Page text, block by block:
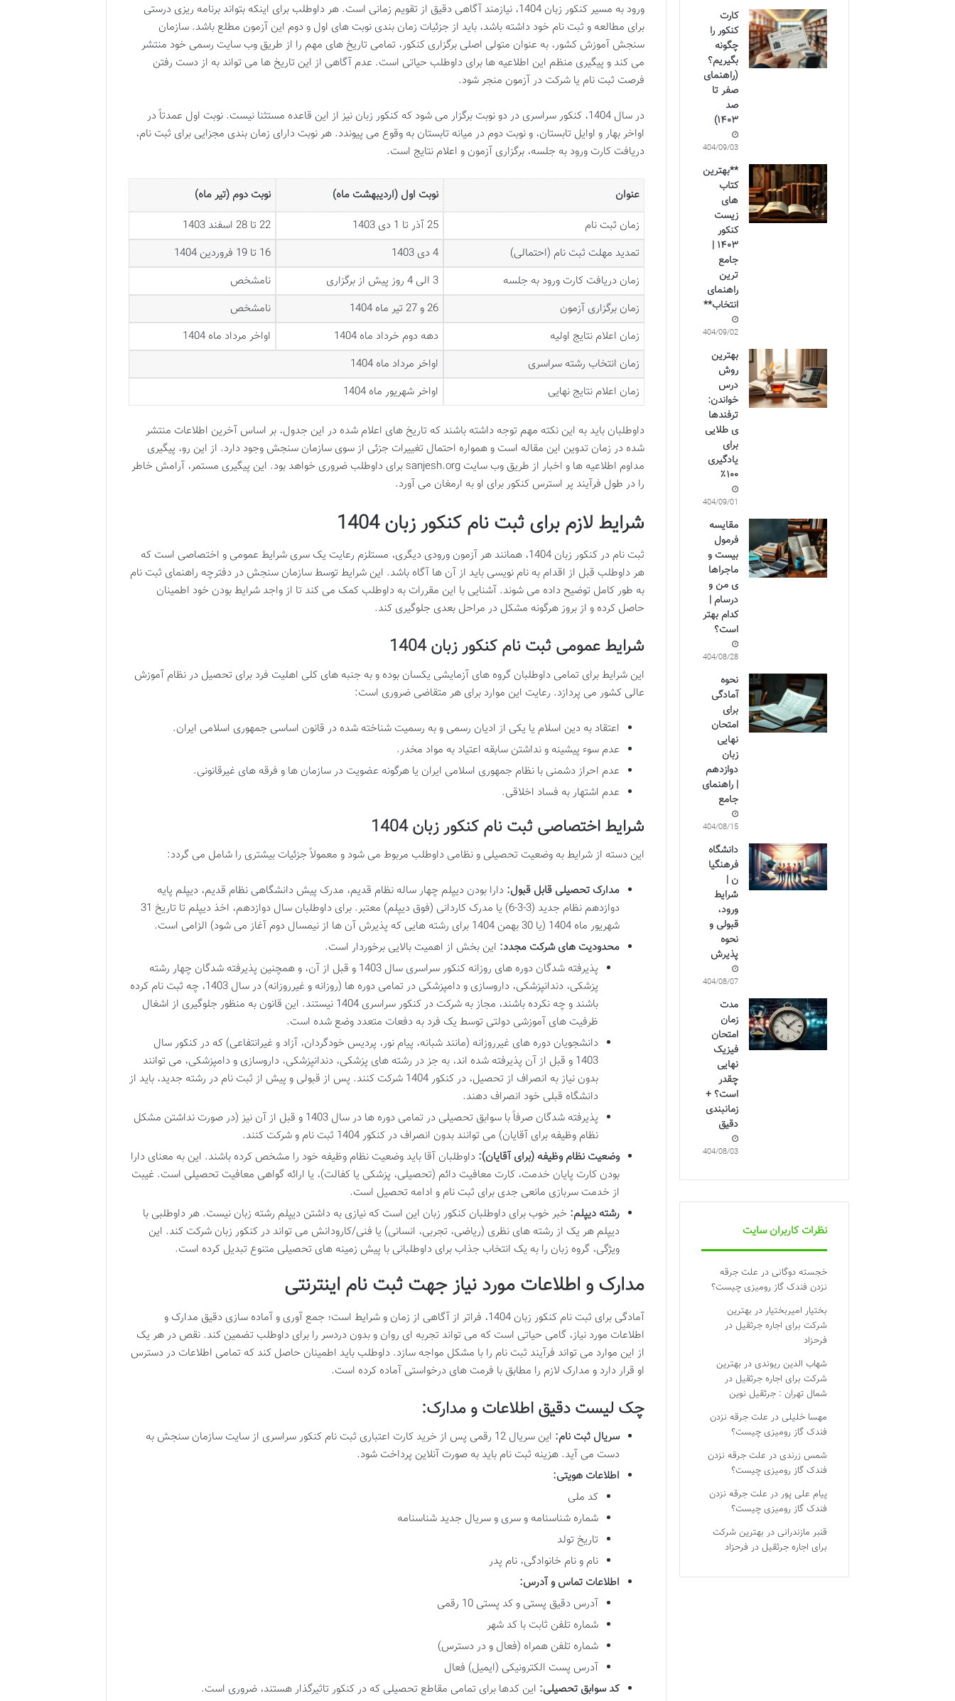
ورود به مسیر کنکور زبان 1404، نیازمند آگاهی دقیق از تقویم زمانی است. هر داوطلب برای اینکه بتواند برنامه ریزی درستی
برای مطالعه و ثبت نام خود داشته باشد، باید از جزئیات زمان بندی نوبت های اول و دوم این آزمون مطلع باشد. سازمان
سنجش آموزش کشور، به عنوان متولی اصلی برگزاری کنکور، تمامی تاریخ های مهم را از طریق وب سایت رسمی خود منتشر
می کند و پیگیری منظم این اطلاعیه ها برای داوطلب حیاتی است. عدم آگاهی از این تاریخ ها می تواند به از دست رفتن
فرصت ثبت نام یا شرکت در آزمون منجر شود.
در سال 1404، کنکور سراسری در دو نوبت برگزار می شود که کنکور زبان نیز از این قاعده مستثنا نیست. نوبت اول عمدتاً در
اواخر بهار و اوایل تابستان، و نوبت دوم در میانه تابستان به وقوع می پیوندد. هر نوبت دارای زمان بندی مجزایی برای ثبت نام،
دریافت کارت ورود به جلسه، برگزاری آزمون و اعلام نتایج است.
عنوان نوبت اول (اردیبهشت ماه)
نوبت دوم (تیر ماه)
زمان ثبت نام
25 آذر تا 1 دی 1403
22 تا 28 اسفند 1403
تمدید مهلت ثبت نام (احتمالی)
4 دی 1403
16 تا 19 فروردین 1404
زمان دریافت کارت ورود به جلسه
3 الی 4 روز پیش از برگزاری
نامشخص
زمان برگزاری آزمون
26 و 27 تیر ماه 1404
نامشخص
زمان اعلام نتایج اولیه
دهه دوم خرداد ماه 1404
اواخر مرداد ماه 1404
زمان انتخاب رشته سراسری
اواخر مرداد ماه 1404
زمان اعلام نتایج نهایی
اواخر شهریور ماه 1404
داوطلبان باید به این نکته مهم توجه داشته باشند که تاریخ های اعلام شده در این جدول، بر اساس آخرین اطلاعات منتشر
شده در زمان تدوین این مقاله است و همواره احتمال تغییرات جزئی از سوی سازمان سنجش وجود دارد. از این رو، پیگیری
مداوم اطلاعیه ها و اخبار از طریق وب سایت sanjesh.org برای داوطلب ضروری خواهد بود. این پیگیری مستمر، آرامش خاطر
را در طول فرآیند پر استرس کنکور برای او به ارمغان می آورد.
شرایط لازم برای ثبت نام کنکور زبان 1404
ثبت نام در کنکور زبان 1404، همانند هر آزمون ورودی دیگری، مستلزم رعایت یک سری شرایط عمومی و اختصاصی است که
هر داوطلب قبل از اقدام به نام نویسی باید از آن ها آگاه باشد. این شرایط توسط سازمان سنجش در دفترچه راهنمای ثبت نام
به طور کامل توضیح داده می شوند. آشنایی با این مقررات به داوطلب کمک می کند تا از واجد شرایط بودن خود اطمینان
حاصل کرده و از بروز هرگونه مشکل در مراحل بعدی جلوگیری کند.
شرایط عمومی ثبت نام کنکور زبان 1404
این شرایط برای تمامی داوطلبان گروه های آزمایشی یکسان بوده و به جنبه های کلی اهلیت فرد برای تحصیل در نظام آموزش
عالی کشور می پردازد. رعایت این موارد برای هر متقاضی ضروری است:
اعتقاد به دین اسلام یا یکی از ادیان رسمی و به رسمیت شناخته شده در قانون اساسی جمهوری اسلامی ایران.
عدم سوء پیشینه و نداشتن سابقه اعتیاد به مواد مخدر.
عدم احراز دشمنی با نظام جمهوری اسلامی ایران یا هرگونه عضویت در سازمان ها و فرقه های غیرقانونی.
عدم اشتهار به فساد اخلاقی.
شرایط اختصاصی ثبت نام کنکور زبان 1404
این دسته از شرایط به وضعیت تحصیلی و نظامی داوطلب مربوط می شود و معمولاً جزئیات بیشتری را شامل می گردد:
مدارک تحصیلی قابل قبول: دارا بودن دیپلم چهار ساله نظام قدیم، مدرک پیش دانشگاهی نظام قدیم، دیپلم پایه
دوازدهم نظام جدید (3-3-6) یا مدرک کاردانی (فوق دیپلم) معتبر. برای داوطلبان سال دوازدهم، اخذ دیپلم تا تاریخ 31
شهریور ماه 1404 (یا 30 بهمن 1404 برای رشته هایی که پذیرش آن ها از نیمسال دوم آغاز می شود) الزامی است.
محدودیت های شرکت مجدد: این بخش از اهمیت بالایی برخوردار است.
پذیرفته شدگان دوره های روزانه کنکور سراسری سال 1403 و قبل از آن، و همچنین پذیرفته شدگان چهار رشته
پزشکی، دندانپزشکی، داروسازی و دامپزشکی در تمامی دوره ها (روزانه و غیرروزانه) در سال 1403، چه ثبت نام کرده
باشند و چه نکرده باشند، مجاز به شرکت در کنکور سراسری 1404 نیستند. این قانون به منظور جلوگیری از اشغال
ظرفیت های آموزشی دولتی توسط یک فرد به دفعات متعدد وضع شده است.
دانشجویان دوره های غیرروزانه (مانند شبانه، پیام نور، پردیس خودگردان، آزاد و غیرانتفاعی) که در کنکور سال
1403 و قبل از آن پذیرفته شده اند، به جز در رشته های پزشکی، دندانپزشکی، داروسازی و دامپزشکی، می توانند
بدون نیاز به انصراف از تحصیل، در کنکور 1404 شرکت کنند. پس از قبولی و پیش از ثبت نام در رشته جدید، باید از
دانشگاه قبلی خود انصراف دهند.
پذیرفته شدگان صرفاً با سوابق تحصیلی در تمامی دوره ها در سال 1403 و قبل از آن نیز (در صورت نداشتن مشکل
نظام وظیفه برای آقایان) می توانند بدون انصراف در کنکور 1404 ثبت نام و شرکت کنند.
وضعیت نظام وظیفه (برای آقایان): داوطلبان آقا باید وضعیت نظام وظیفه خود را مشخص کرده باشند. این به معنای دارا
بودن کارت پایان خدمت، کارت معافیت دائم (تحصیلی، پزشکی یا کفالت)، یا ارائه گواهی معافیت تحصیلی است. غیبت
از خدمت سربازی مانعی جدی برای ثبت نام و ادامه تحصیل است.
رشته دیپلم: خبر خوب برای داوطلبان کنکور زبان این است که نیازی به داشتن دیپلم رشته زبان نیست. هر داوطلبی با
دیپلم هر یک از رشته های نظری (ریاضی، تجربی، انسانی) یا فنی/کارودانش می تواند در کنکور زبان شرکت کند. این
ویژگی، گروه زبان را به یک انتخاب جذاب برای داوطلبانی با پیش زمینه های تحصیلی متنوع تبدیل کرده است.
مدارک و اطلاعات مورد نیاز جهت ثبت نام اینترنتی
آمادگی برای ثبت نام کنکور زبان 1404، فراتر از آگاهی از زمان و شرایط است؛ جمع آوری و آماده سازی دقیق مدارک و
اطلاعات مورد نیاز، گامی حیاتی است که می تواند تجربه ای روان و بدون دردسر را برای داوطلب تضمین کند. نقص در هر یک
از این موارد می تواند فرآیند ثبت نام را با مشکل مواجه سازد. داوطلب باید اطمینان حاصل کند که تمامی اطلاعات در دسترس
او قرار دارد و مدارک لازم را مطابق با فرمت های درخواستی آماده کرده است.
چک لیست دقیق اطلاعات و مدارک:
سریال ثبت نام:
این سریال 12 رقمی پس از خرید کارت اعتباری ثبت نام کنکور سراسری از سایت سازمان سنجش به
دست می آید. هزینه ثبت نام باید به صورت آنلاین پرداخت شود.
اطلاعات هویتی:
کد ملی
شماره شناسنامه و سری و سریال جدید شناسنامه
تاریخ تولد
نام و نام خانوادگی، نام پدر
اطلاعات تماس و آدرس:
آدرس دقیق پستی و کد پستی 10 رقمی
شماره تلفن ثابت با کد شهر
شماره تلفن همراه (فعال و در دسترس)
آدرس پست الکترونیکی (ایمیل) فعال
کد سوابق تحصیلی: این کدها برای تمامی مقاطع تحصیلی که در کنکور تاثیرگذار هستند، ضروری است.
کارت
کنکور را
چگونه
بگیریم؟
(راهنمای
صفر تا
صد
۱۴۰۳)
1404/09/03
**بهترین
کتاب
های
زیست
کنکور
۱۴۰۳ |
جامع
ترین
راهنمای
انتخاب**
1404/09/02
بهترین
روش
درس
خواندن:
ترفندها
ی طلایی
برای
یادگیری
۱۰۰٪
1404/09/01
مقایسه
فرمول
بیست و
ماجراها
ی من و
درسام |
کدام بهتر
است؟
1404/08/28
نحوه
آمادگی
برای
امتحان
نهایی
زبان
دوازدهم
| راهنمای
جامع
1404/08/15
دانشگاه
فرهنگیا
ن |
شرایط
ورود،
قبولی و
نحوه
پذیرش
1404/08/07
مدت
زمان
امتحان
فیزیک
نهایی
چقدر
است؟ +
زمانبندی
دقیق
1404/08/03
نظرات کاربران سایت
خجسته دوگانی در علت جرقه
نزدن فندک گاز رومیزی چیست؟
بختیار امیربختیار در بهترین
شرکت برای اجاره جرثقیل در
فرحزاد
شهاب الدین ریوندی در بهترین
شرکت برای اجاره جرثقیل در
شمال تهران : جرثقیل نوین
مهسا خلیلی در علت جرقه نزدن
فندک گاز رومیزی چیست؟
شمس زرندی در علت جرقه نزدن
فندک گاز رومیزی چیست؟
پیام علی پور در علت جرقه نزدن
فندک گاز رومیزی چیست؟
قنبر مازندرانی در بهترین شرکت
برای اجاره جرثقیل در فرحزاد